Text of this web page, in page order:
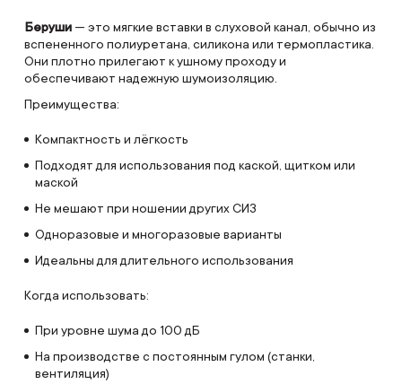
Беруши— это мягкие вставки в слуховой канал, обычно из
вспененного полиуретана, силикона или термопластика.
Они плотно прилегают к ушному проходу и
обеспечивают надежную шумоизоляцию.
Преимущества:
Компактность и лёгкость
Подходят для использования под каской, щитком или
маской
Не мешают при ношении других СИЗ
Одноразовые и многоразовые варианты
Идеальны для длительного использования
Когда использовать:
При уровне шума до 100 дБ
На производстве с постоянным гулом (станки,
вентиляция)